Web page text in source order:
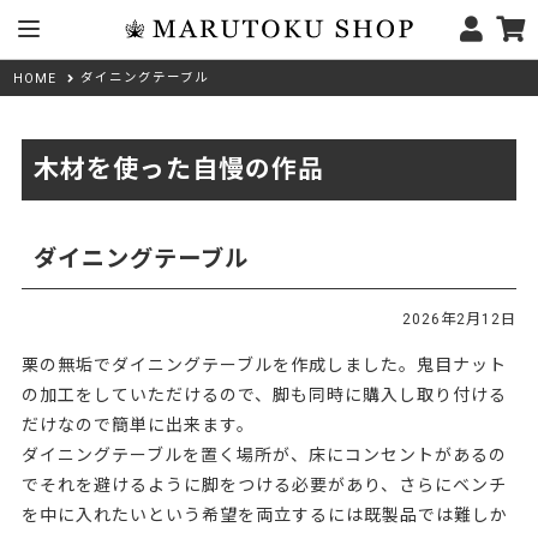
HOME ダイニングテーブル
木材を使った自慢の作品
ダイニングテーブル
2026年2月12日
栗の無垢でダイニングテーブルを作成しました。鬼目ナット
の加工をしていただけるので、脚も同時に購入し取り付ける
だけなので簡単に出来ます。
ダイニングテーブルを置く場所が、床にコンセントがあるの
でそれを避けるように脚をつける必要があり、さらにベンチ
を中に入れたいという希望を両立するには既製品では難しか